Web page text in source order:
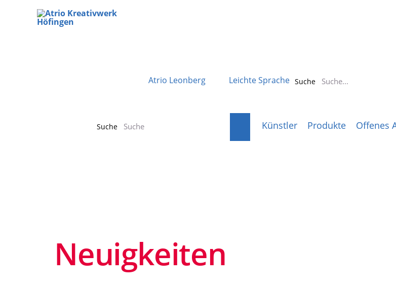
Atrio Leonberg Leichte Sprache Suche
Suche Künstler Produkte Offenes
Neuigkeiten